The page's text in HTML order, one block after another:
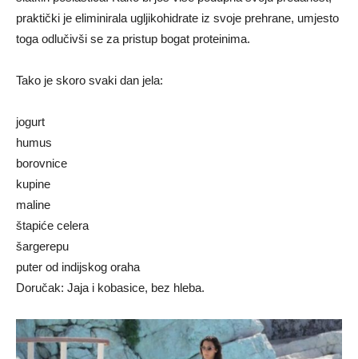
praktički je eliminirala ugljikohidrate iz svoje prehrane, umjesto
toga odlučivši se za pristup bogat proteinima.
Tako je skoro svaki dan jela:
jogurt
humus
borovnice
kupine
maline
štapiće celera
šargerepu
puter od indijskog oraha
Doručak: Jaja i kobasice, bez hleba.